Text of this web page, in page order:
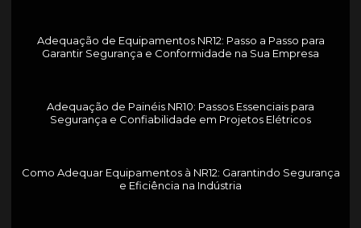
Adequação de Equipamentos NR12: Passo a Passo para
Garantir Segurança e Conformidade na Sua Empresa
Adequação de Painéis NR10: Passos Essenciais para
Segurança e Confiabilidade em Projetos Elétricos
Como Adequar Equipamentos à NR12: Garantindo Segurança
e Eficiência na Indústria